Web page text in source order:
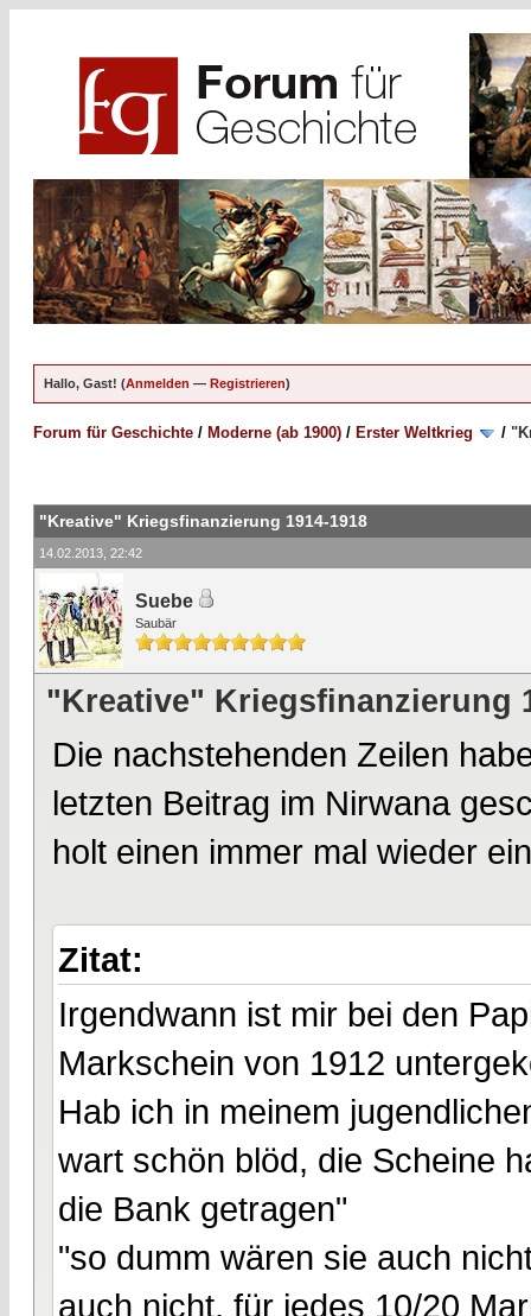
Hallo, Gast! (Anmelden — Registrieren)
Forum für Geschichte / Moderne (ab 1900) / Erster Weltkrieg /
"Kreative" Kriegsfinanzierung 1914-1918
14.02.2013, 22:42
Suebe
Saubär
"Kreative" Kriegsfinanzierung
Die nachstehenden Zeilen
letzten Beitrag im Nirwana
holt einen immer mal wieder
Zitat:
Irgendwann ist mir bei den
Markschein von 1912
Hab ich in meinem
wart schön blöd, die Scheine
die Bank getragen"
"so dumm wären sie auch
auch nicht, für jedes 10/20